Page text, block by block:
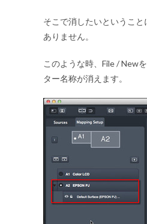
そこで消したいというこ
ありません。
このような時、 File/New
ター名称が消えます。